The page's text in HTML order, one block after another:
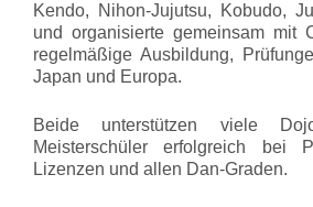
Kendo, Nihon-Jujutsu, Kobudo,
und organisierte gemeinsam mit
regelmäßige Ausbildung,
Japan und Europa.
Beide unterstützen viele
Meisterschüler erfolgreich bei
Lizenzen und allen Dan-Graden.